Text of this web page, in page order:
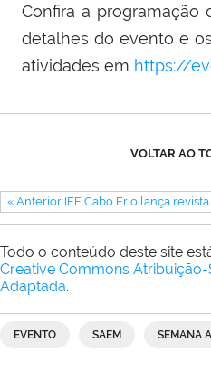
Confira a programação
detalhes do evento e
atividades em https://
VOLTAR AO
« Anterior IFF Cabo Frio lança revista
Todo o conteúdo deste site
Creative Commons
Adaptada.
EVENTO SAEM SEMANA